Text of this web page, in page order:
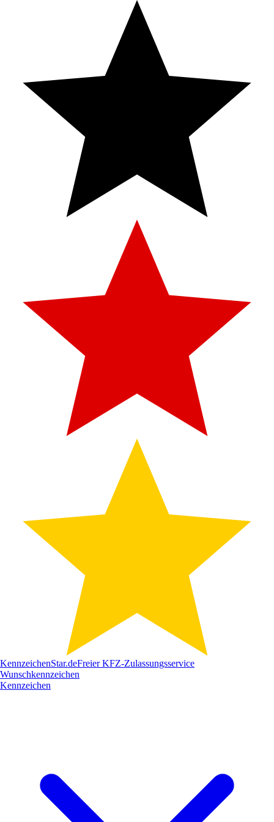
KennzeichenStar.deFreier KFZ-Zulassungsservice
Wunschkennzeichen
Kennzeichen